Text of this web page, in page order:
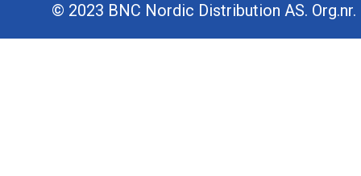
© 2023 BNC Nordic Distribution AS.